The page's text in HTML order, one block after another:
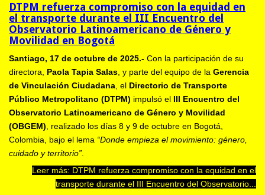
DTPM refuerza compromiso con la equidad en
el transporte durante el III Encuentro del
Observatorio Latinoamericano de Género y
Movilidad en Bogotá
Santiago, 17 de octubre de 2025.- Con la participación de su
directora, Paola Tapia Salas , y parte del equipo de la Gerencia
de Vinculación Ciudadana , el Directorio de Transporte
Público Metropolitano (DTPM) impulsó el III Encuentro del
Observatorio Latinoamericano de Género y Movilidad
(OBGEM) , realizado los días 8 y 9 de octubre en Bogotá,
Colombia, bajo el lema “Donde empieza el movimiento: género,
cuidado y territorio”
Leer más: DTPM refuerza compromiso con la equidad en el
transporte durante el III Encuentro del Observatorio...